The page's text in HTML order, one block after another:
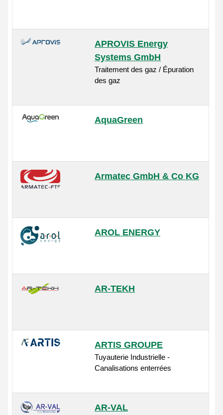
APROVIS Energy
Systems GmbH
Traitement des gaz / Épuration
des gaz
AquaGreen
Armatec GmbH & Co KG
AROL ENERGY
AR-TEKH
ARTIS GROUPE
Tuyauterie Industrielle -
Canalisations enterrées
AR-VAL